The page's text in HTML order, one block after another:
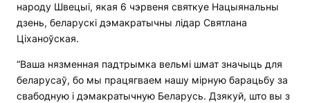
народу Швецыі, якая 6 чэрвеня святкуе Нацыянальны
дзень, беларускі дэмакратычны лідар Святлана
Ціханоўская.
“Ваша нязменная падтрымка вельмі шмат значыць для
беларусаў, бо мы працягваем нашу мірную барацьбу за
свабодную і дэмакратычную Беларусь. Дзякуй, што вы з